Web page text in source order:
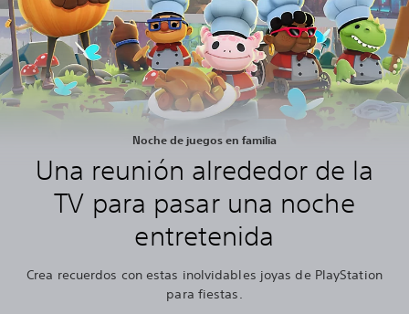
Noche de juegos en familia
Una reunión alrededor de la
TV para pasar una noche
entretenida
Crea recuerdos con estas inolvidables joyas de PlayStation
para fiestas.